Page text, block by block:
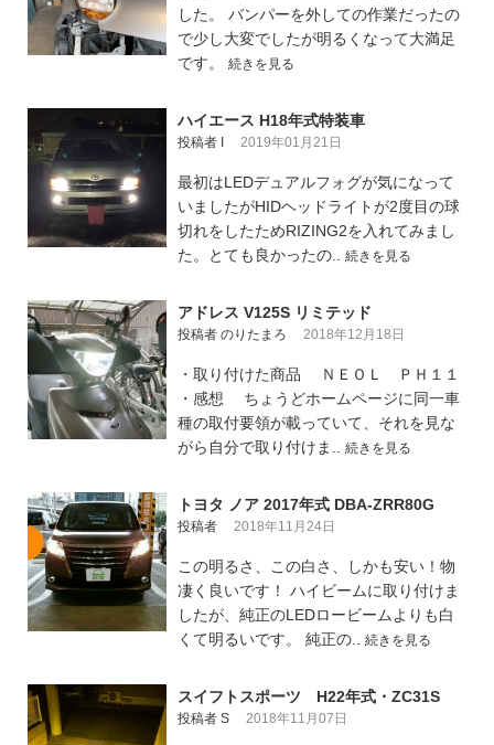
した。 バンパーを外しての作業だったの
で少し大変でしたが明るくなって大満足
です。 続きを見る
ハイエース H18年式特装車
投稿者 I 2019年01月21日
最初はLEDデュアルフォグが気になって
いましたがHIDヘッドライトが2度目の球
切れをしたためRIZING2を入れてみまし
た。とても良かったの.. 続きを見る
アドレス V125S リミテッド
投稿者 のりたまろ 2018年12月18日
・取り付けた商品 ＮＥＯＬ ＰＨ１１
・感想 ちょうどホームページに同一車
種の取付要領が載っていて、それを見な
がら自分で取り付けま.. 続きを見る
トヨタ ノア 2017年式 DBA-ZRR80G
投稿者 2018年11月24日
この明るさ、この白さ、しかも安い！物
凄く良いです！ ハイビームに取り付けま
したが、純正のLEDロービームよりも白
くて明るいです。 純正の.. 続きを見る
スイフトスポーツ H22年式・ZC31S
投稿者 S 2018年11月07日